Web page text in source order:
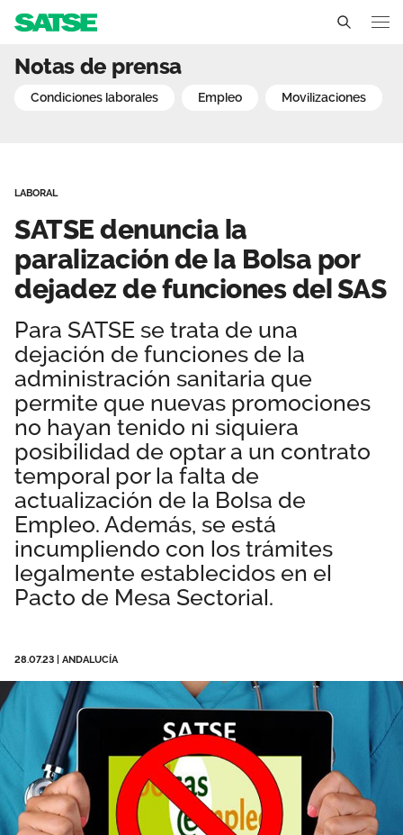
Delegados Sindicales
Estructura organizativa
Transparencia
Secciones sindicales
Servicios
Ventajas
Actualidad
Temas
Noticias
Sala de prensa
Empleo
Documentos
Publicaciones
Vídeos
Andalucía
Contáctanos
Área privada
Únete
SATSE denuncia la
Notas de prensa
condiciones laborales empleo movilizaciones
LABORAL
SATSE denuncia la
paralización de la Bolsa por
dejadez de funciones del SAS
Para SATSE se trata de una
dejación de funciones de la
administración sanitaria que
permite que nuevas promociones
no hayan tenido ni siquiera
posibilidad de optar a un contrato
temporal por la falta de
actualización de la Bolsa de
Empleo. Además, se está
incumpliendo con los trámites
legalmente establecidos en el
Pacto de Mesa Sectorial.
28.07.23 ANDALUCÍA